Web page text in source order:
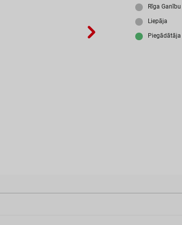
Aiz
Rīga Ganību
Liepāja
Piegādātāja